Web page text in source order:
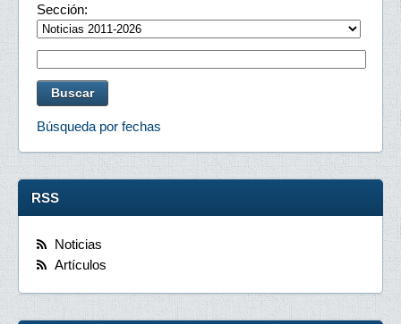
Sección:
Búsqueda por fechas
RSS
Noticias
Artículos